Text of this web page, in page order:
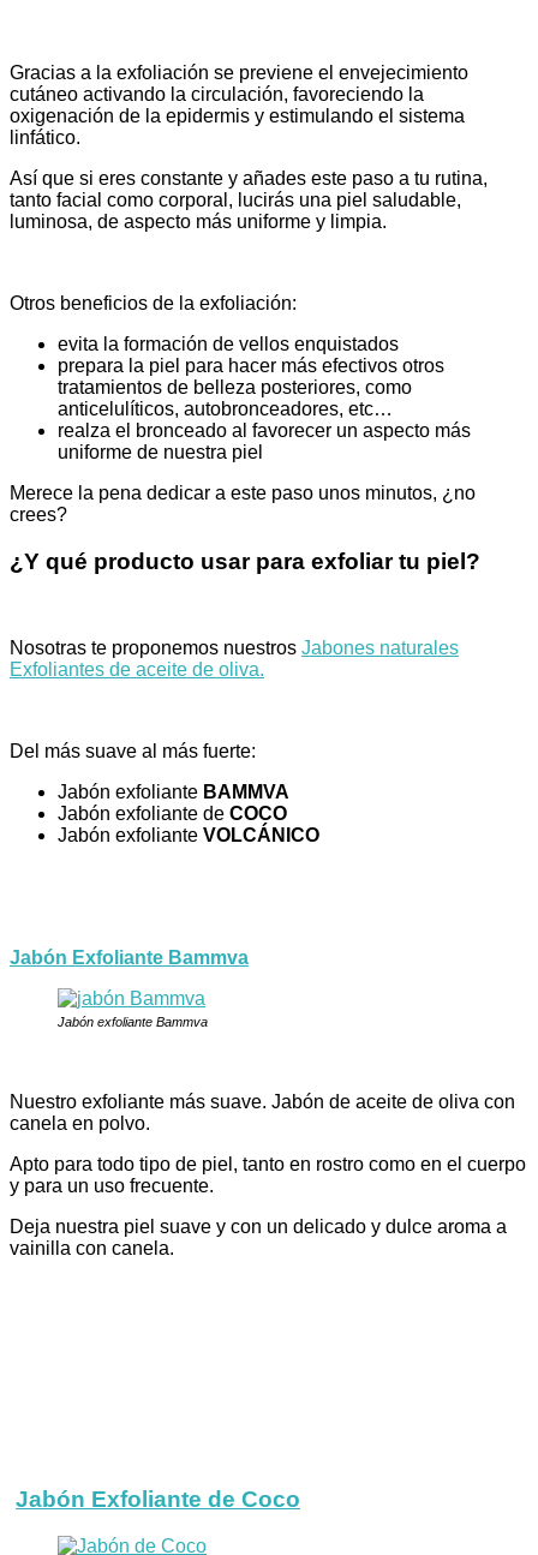
Gracias a la exfoliación se previene el envejecimiento
cutáneo activando la circulación, favoreciendo la
oxigenación de la epidermis y estimulando el sistema
linfático.
Así que si eres constante y añades este paso a tu rutina,
tanto facial como corporal, lucirás una piel saludable,
luminosa, de aspecto más uniforme y limpia.
Otros beneficios de la exfoliación:
evita la formación de vellos enquistados
prepara la piel para hacer más efectivos otros
tratamientos de belleza posteriores, como
anticelulíticos, autobronceadores, etc…
realza el bronceado al favorecer un aspecto más
uniforme de nuestra piel
Merece la pena dedicar a este paso unos minutos, ¿no
crees?
¿Y qué producto usar para exfoliar tu piel?
Nosotras te proponemos nuestros Jabones naturales
Exfoliantes de aceite de oliva.
Del más suave al más fuerte:
Jabón exfoliante BAMMVA
Jabón exfoliante de COCO
Jabón exfoliante VOLCÁNICO
Jabón Exfoliante Bammva
Jabón exfoliante Bammva
Nuestro exfoliante más suave. Jabón de aceite de oliva con
canela en polvo.
Apto para todo tipo de piel, tanto en rostro como en el cuerpo
y para un uso frecuente.
Deja nuestra piel suave y con un delicado y dulce aroma a
vainilla con canela.
Jabón Exfoliante de Coco